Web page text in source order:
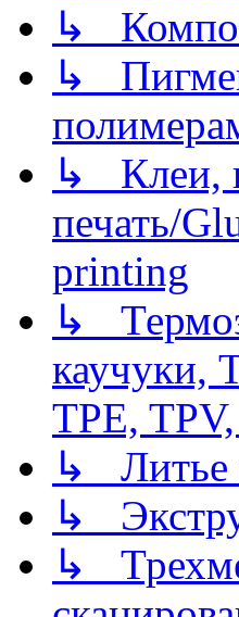
↳
↳
↳ Клеи,
печать/
printing
↳
каучуки,
TPE,
↳ Литье
↳
↳